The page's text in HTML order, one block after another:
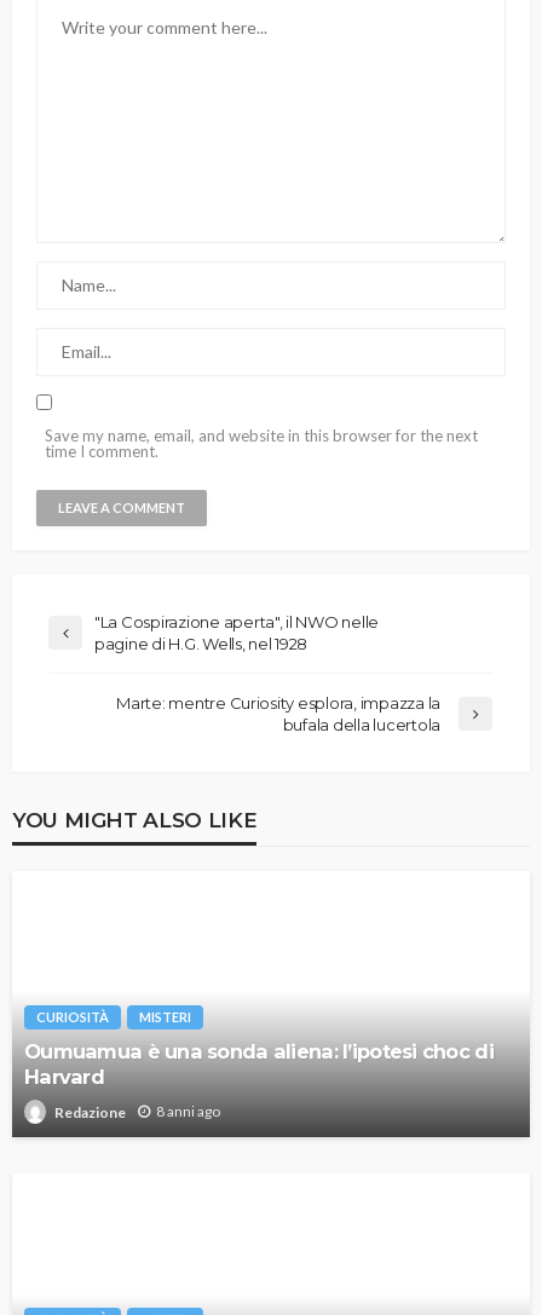
Save my name, email, and website in this browser for the next
time I comment.
"La Cospirazione aperta", il NWO nelle
pagine di H.G. Wells, nel 1928
Marte: mentre Curiosity esplora, impazza la
bufala della lucertola
YOU MIGHT ALSO LIKE
CURIOSITÀ MISTERI
Oumuamua è una sonda aliena: l’ipotesi choc di
Harvard
Redazione 8 anni ago